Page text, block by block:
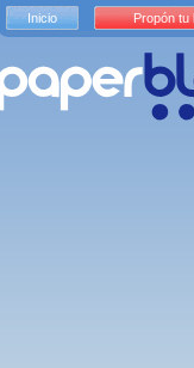
Inicio Propón tu